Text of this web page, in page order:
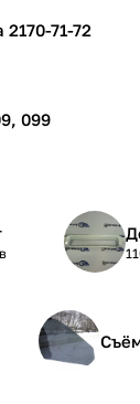
Тюнинг на 2170-71-72